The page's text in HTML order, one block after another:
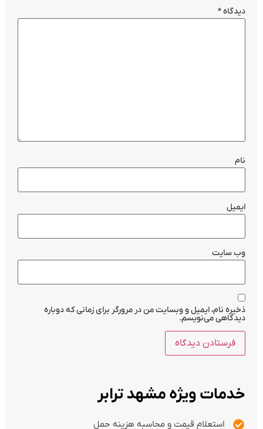
دیدگاه*
نام
ایمیل
وب‌ سایت
ذخیره نام، ایمیل و وبسایت من در مرورگر برای زمانی که دوباره
دیدگاهی می‌نویسم.
خدمات ویژه مشهد ترابر
استعلام قیمت و محاسبه هزینه حمل